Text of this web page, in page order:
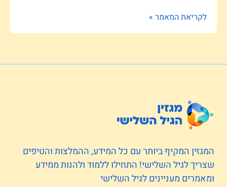
לקריאת המאמר »
המגזין המקיף ביותר עם כל המידע, ההמלצות והטיפים
שצריך לגיל השלישי! התחילו ללמוד ולהנות ממידע
ומאמרים מעניינים לגיל השלישי